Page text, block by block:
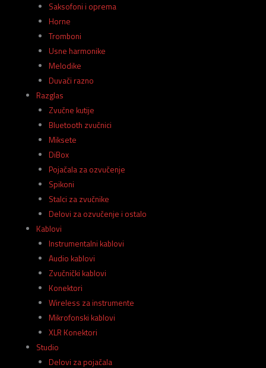
Saksofoni i oprema
Horne
Tromboni
Usne harmonike
Melodike
Duvači razno
Razglas
Zvučne kutije
Bluetooth zvučnici
Miksete
DiBox
Pojačala za ozvučenje
Spikoni
Stalci za zvučnike
Delovi za ozvučenje i ostalo
Kablovi
Instrumentalni kablovi
Audio kablovi
Zvučnički kablovi
Konektori
Wireless za instrumente
Mikrofonski kablovi
XLR Konektori
Studio
Delovi za pojačala